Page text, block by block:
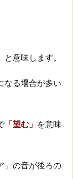
と意味します。
なる場合が多い
「望む」 を意味
」の音が後ろの